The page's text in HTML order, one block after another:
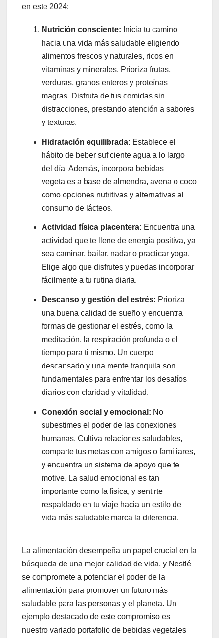
en este 2024:
Nutrición consciente: Inicia tu camino
hacia una vida más saludable eligiendo
alimentos frescos y naturales, ricos en
vitaminas y minerales. Prioriza frutas,
verduras, granos enteros y proteínas
magras. Disfruta de tus comidas sin
distracciones, prestando atención a sabores
y texturas.
Hidratación equilibrada: Establece el
hábito de beber suficiente agua a lo largo
del día. Además, incorpora bebidas
vegetales a base de almendra, avena o coco
como opciones nutritivas y alternativas al
consumo de lácteos.
Actividad física placentera: Encuentra una
actividad que te llene de energía positiva, ya
sea caminar, bailar, nadar o practicar yoga.
Elige algo que disfrutes y puedas incorporar
fácilmente a tu rutina diaria.
Descanso y gestión del estrés: Prioriza
una buena calidad de sueño y encuentra
formas de gestionar el estrés, como la
meditación, la respiración profunda o el
tiempo para ti mismo. Un cuerpo
descansado y una mente tranquila son
fundamentales para enfrentar los desafíos
diarios con claridad y vitalidad.
Conexión social y emocional: No
subestimes el poder de las conexiones
humanas. Cultiva relaciones saludables,
comparte tus metas con amigos o familiares,
y encuentra un sistema de apoyo que te
motive. La salud emocional es tan
importante como la física, y sentirte
respaldado en tu viaje hacia un estilo de
vida más saludable marca la diferencia.
La alimentación desempeña un papel crucial en la
búsqueda de una mejor calidad de vida, y Nestlé
se compromete a potenciar el poder de la
alimentación para promover un futuro más
saludable para las personas y el planeta. Un
ejemplo destacado de este compromiso es
nuestro variado portafolio de bebidas vegetales